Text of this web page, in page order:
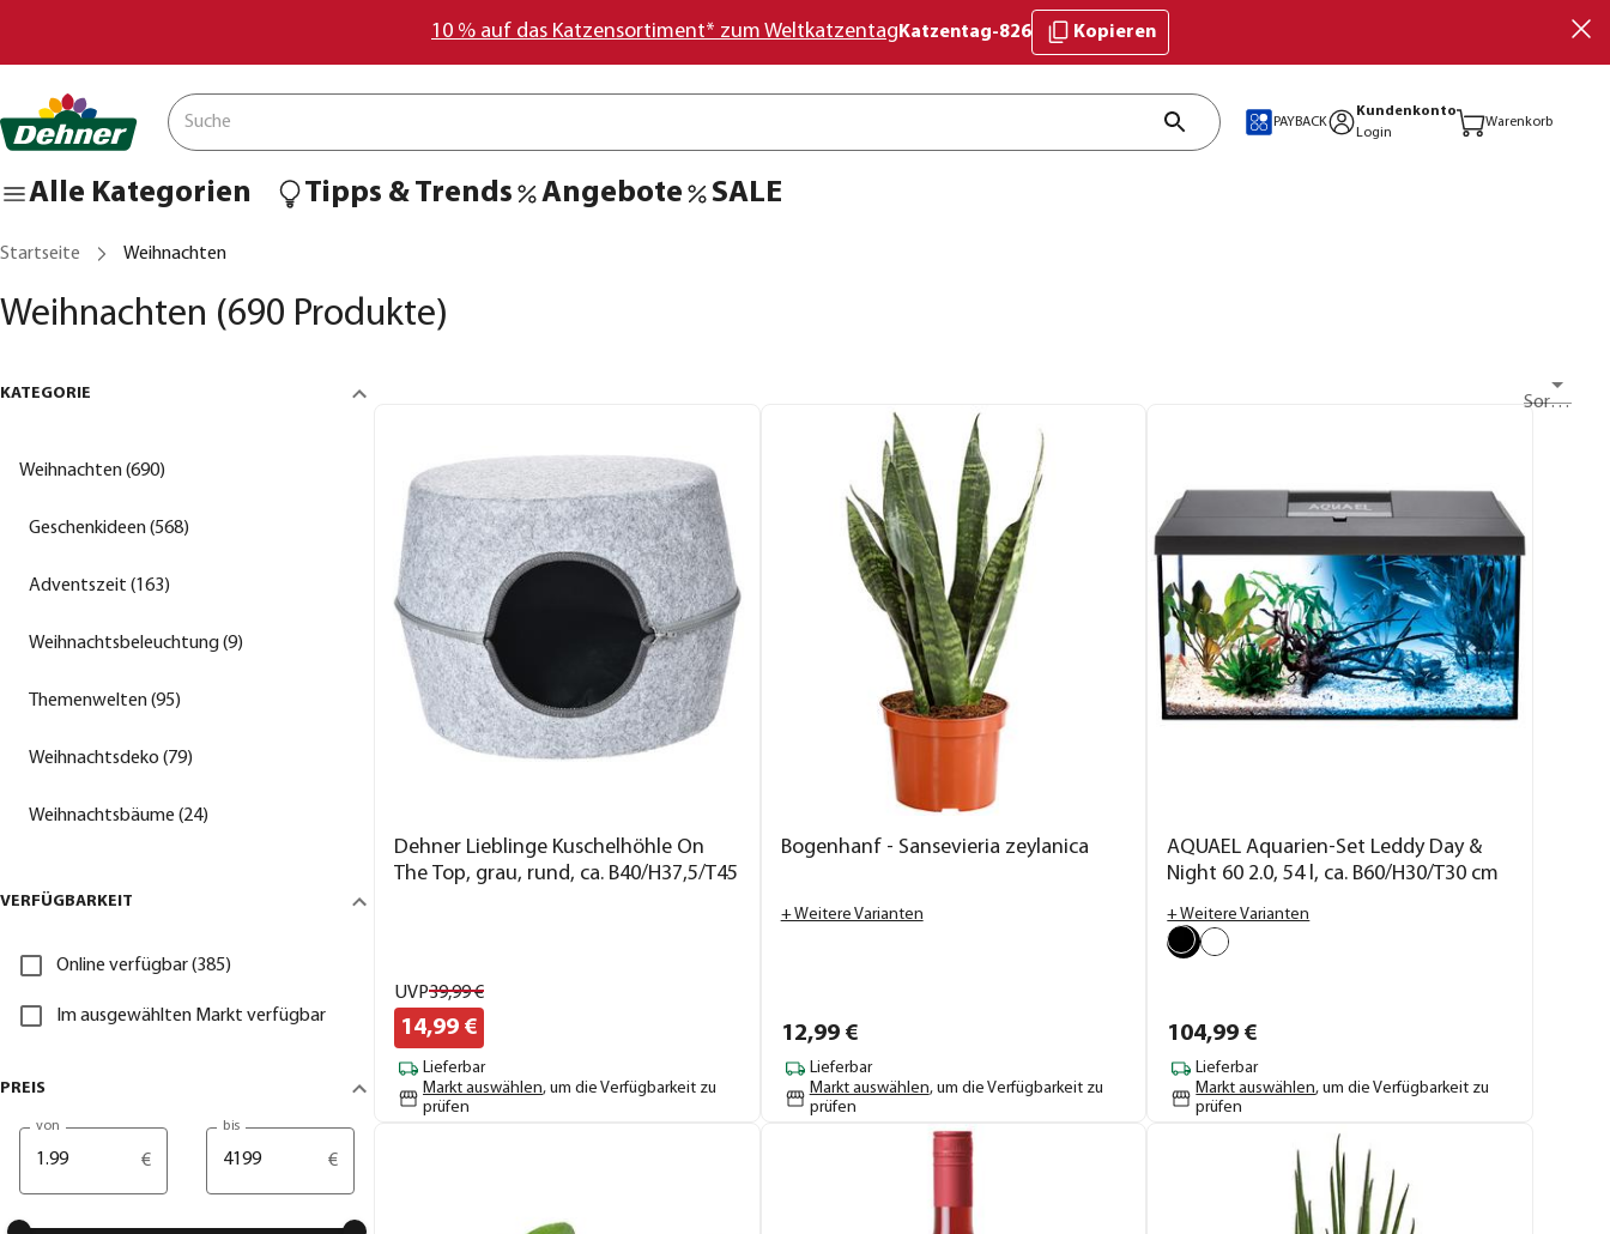
10 % auf das Katzensortiment* zum Weltkatzentag Katzentag-826 Kopieren
PAYBACK
Kundenkonto
Login
Warenkorb
Alle Kategorien Tipps & Trends Angebote SALE
Startseite Weihnachten
Weihnachten (690 Produkte)
KATEGORIE
Weihnachten (690)
Geschenkideen (568)
Adventszeit (163)
Weihnachtsbeleuchtung (9)
Themenwelten (95)
Weihnachtsdeko (79)
Weihnachtsbäume (24)
VERFÜGBARKEIT
Online verfügbar (385)
Im ausgewählten Markt verfügbar
PREIS
von
€
bis
€
Sortieren nach
Dehner Lieblinge Kuschelhöhle On
The Top, grau, rund, ca. B40/H37,5/T45
UVP39,99€
14,99 €
Lieferbar
Markt auswählen, um die Verfügbarkeit zu
prüfen
Bogenhanf - Sansevieria zeylanica
+ Weitere Varianten
12,99€
Lieferbar
Markt auswählen, um die Verfügbarkeit zu
prüfen
AQUAEL Aquarien-Set Leddy Day &
Night 60 2.0, 54 l, ca. B60/H30/T30 cm
+ Weitere Varianten
104,99 €
Lieferbar
Markt auswählen, um die Verfügbarkeit zu
prüfen